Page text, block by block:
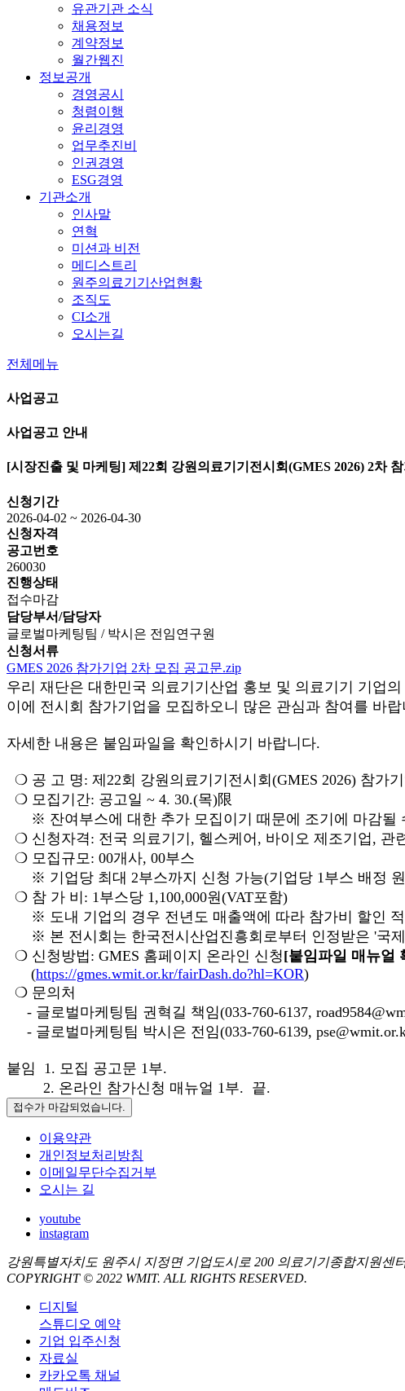
유관기관 소식
채용정보
계약정보
월간웹진
정보공개
경영공시
청렴이행
윤리경영
업무추진비
인권경영
ESG경영
기관소개
인사말
연혁
미션과 비전
메디스트리
원주의료기기산업현황
조직도
CI소개
오시는길
전체메뉴
사업공고
사업공고 안내
[시장진출 및 마케팅] 제22회 강원의료기기전시회(GMES 2026) 2차
신청기간
2026-04-02 ~ 2026-04-30
신청자격
공고번호
260030
진행상태
접수마감
담당부서/담당자
글로벌마케팅팀 / 박시은 전임연구원
신청서류
GMES 2026 참가기업 2차 모집 공고문.zip
우리 재단은 대한민국 의료기기산업 홍보 및 의료기기 기업
이에 전시회 참가기업을 모집하오니 많은 관심과 참여를 바랍
자세한 내용은 붙임파일을 확인하시기 바랍니다.
❍ 공 고 명: 제22회 강원의료기기전시회(GMES 2026) 참가
❍ 모집기간: 공고일 ~ 4. 30.(목)限
※ 잔여부스에 대한 추가 모집이기 때문에 조기에 마감될
❍ 신청자격: 전국 의료기기, 헬스케어, 바이오 제조기업, 관
❍ 모집규모: 00개사, 00부스
※ 기업당 최대 2부스까지 신청 가능(기업당 1부스 배정
❍ 참 가 비: 1부스당 1,100,000원(VAT포함)
※ 도내 기업의 경우 전년도 매출액에 따라 참가비 할인 적
※ 본 전시회는 한국전시산업진흥회로부터 인정받은 '국제
❍ 신청방법: GMES 홈페이지 온라인 신청[붙임파일 매뉴얼
(https://gmes.wmit.or.kr/fairDash.do?hl=KOR)
❍ 문의처
- 글로벌마케팅팀 권혁길 책임(033-760-6137,
- 글로벌마케팅팀 박시은 전임(033-760-6139,
붙임 1. 모집 공고문 1부.
2. 온라인 참가신청 매뉴얼 1부. 끝.
접수가 마감되었습니다.
이용약관
개인정보처리방침
이메일무단수집거부
오시는 길
youtube
instagram
강원특별자치도 원주시 지정면 기업도시로 200 의료기기종합지원센
COPYRIGHT © 2022 WMIT. ALL RIGHTS RESERVED.
디지털
스튜디오 예약
기업 입주신청
자료실
카카오톡 채널